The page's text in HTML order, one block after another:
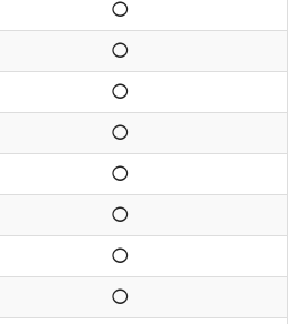
◯
◯
◯
◯
◯
◯
◯
◯